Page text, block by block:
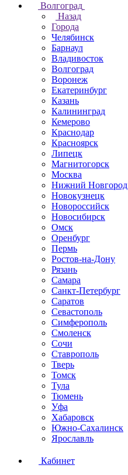
Волгоград
Назад
Города
Челябинск
Барнаул
Владивосток
Волгоград
Воронеж
Екатеринбург
Казань
Калининград
Кемерово
Краснодар
Красноярск
Липецк
Магнитогорск
Москва
Нижний Новгород
Новокузнецк
Новороссийск
Новосибирск
Омск
Оренбург
Пермь
Ростов-на-Дону
Рязань
Самара
Санкт-Петербург
Саратов
Севастополь
Симферополь
Смоленск
Сочи
Ставрополь
Тверь
Томск
Тула
Тюмень
Уфа
Хабаровск
Южно-Сахалинск
Ярославль
Кабинет